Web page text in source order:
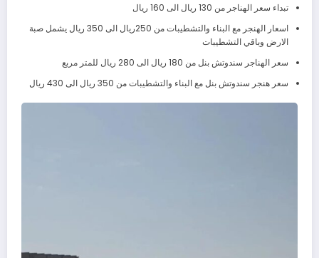
تبداء سعر الهناجر من 130 ريال الى 160 ريال
اسعار الهنجر مع البناء والتشطيبات من 250ريال الى 350 ريال يشمل صبة
الارض وباقي التشطيبات
سعر الهناجر سندوتش بنل من 180 ريال الى 280 ريال للمتر مربع
سعر هنجر سندوتش بنل مع البناء والتشطيبات من 350 ريال الى 430 ريال